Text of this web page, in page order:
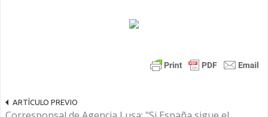
ARTÍCULO PREVIO